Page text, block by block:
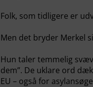
Folk, som tidligere er
Men det bryder Merkel
Hun taler temmelig
dem”. De uklare ord
EU – også for